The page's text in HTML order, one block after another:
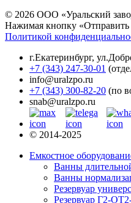
© 2026 ООО «Уральский
Нажимая кнопку «Отправить
Политикой
г.Екатеринбург,
+7 (343) 247-30-01
info@uralzpo.ru
+7 (343) 300-82-20 (по
snab@uralzpo.ru
© 2014-2025
Емкостное
Ванны
Ванны
Резервуар
Резервуар Г2-